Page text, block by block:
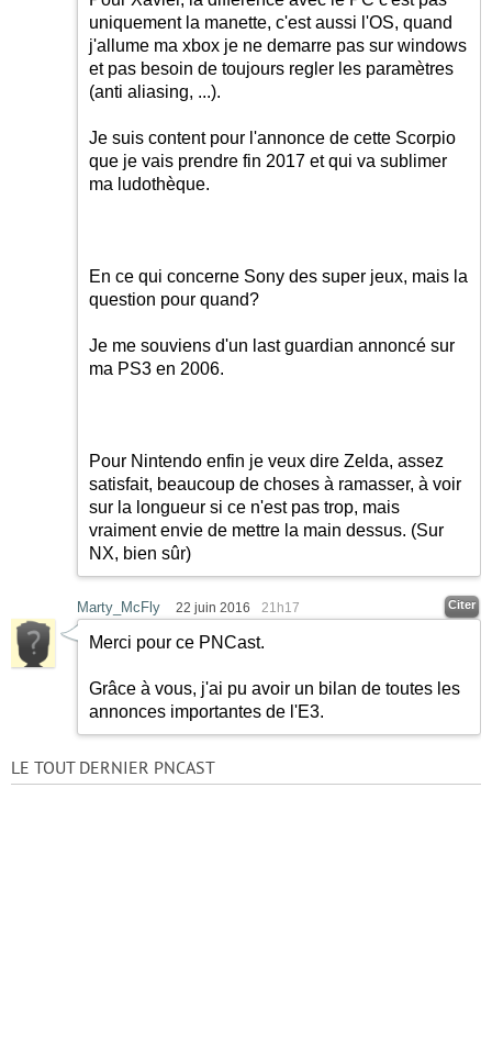
uniquement la manette, c'est aussi l'OS, quand
j'allume ma xbox je ne demarre pas sur windows
et pas besoin de toujours regler les paramètres
(anti aliasing, ...).
Je suis content pour l'annonce de cette Scorpio
que je vais prendre fin 2017 et qui va sublimer
ma ludothèque.
En ce qui concerne Sony des super jeux, mais la
question pour quand?
Je me souviens d'un last guardian annoncé sur
ma PS3 en 2006.
Pour Nintendo enfin je veux dire Zelda, assez
satisfait, beaucoup de choses à ramasser, à voir
sur la longueur si ce n'est pas trop, mais
vraiment envie de mettre la main dessus. (Sur
NX, bien sûr)
Marty_McFly 22 juin 2016 21h17 Citer
Merci pour ce PNCast.
Grâce à vous, j'ai pu avoir un bilan de toutes les
annonces importantes de l'E3.
LE TOUT DERNIER PNCAST